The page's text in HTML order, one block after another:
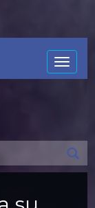
Toggle